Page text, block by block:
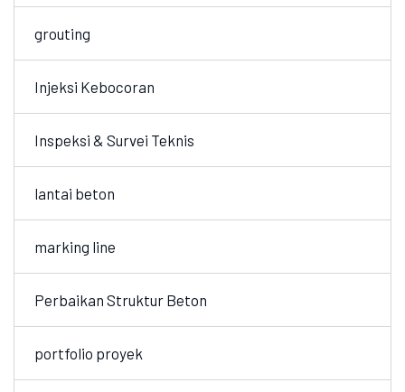
grouting
Injeksi Kebocoran
Inspeksi & Survei Teknis
lantai beton
marking line
Perbaikan Struktur Beton
portfolio proyek